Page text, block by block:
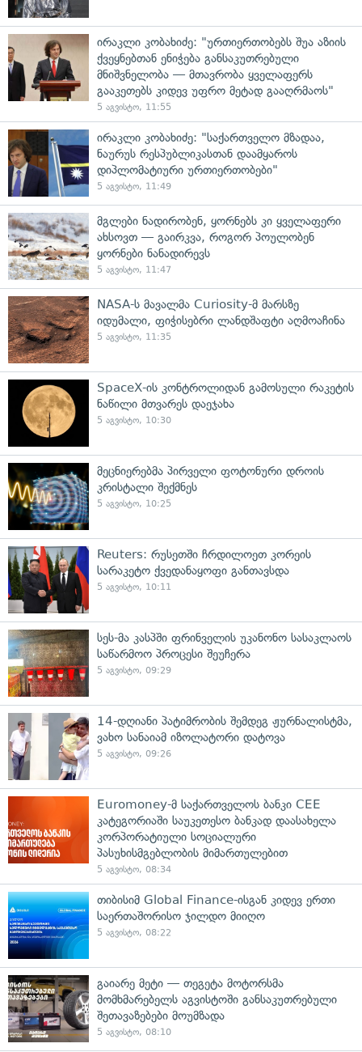
ირაკლი კობახიძე: "ურთიერთობებს შუა აზიის
ქვეყნებთან ენიჭება განსაკუთრებული
მნიშვნელობა — მთავრობა ყველაფერს
გააკეთებს კიდევ უფრო მეტად გააღრმაოს"
5 აგვისტო, 11:55
ირაკლი კობახიძე: "საქართველო მზადაა,
ნაურუს რესპუბლიკასთან დაამყაროს
დიპლომატიური ურთიერთობები"
5 აგვისტო, 11:49
მგლები ნადირობენ, ყორნებს კი ყველაფერი
ახსოვთ — გაირკვა, როგორ პოულობენ
ყორნები ნანადირევს
5 აგვისტო, 11:47
NASA-ს მავალმა Curiosity-მ მარსზე
იდუმალი, ფიჭისებრი ლანდშაფტი აღმოაჩინა
5 აგვისტო, 11:35
SpaceX-ის კონტროლიდან გამოსული რაკეტის
ნაწილი მთვარეს დაეჯახა
5 აგვისტო, 10:30
მეცნიერებმა პირველი ფოტონური დროის
კრისტალი შექმნეს
5 აგვისტო, 10:25
Reuters: რუსეთში ჩრდილოეთ კორეის
სარაკეტო ქვედანაყოფი განთავსდა
5 აგვისტო, 10:11
სეს-მა კასპში ფრინველის უკანონო სასაკლაოს
საწარმოო პროცესი შეუჩერა
5 აგვისტო, 09:29
14-დღიანი პატიმრობის შემდეგ ჟურნალისტმა,
ვახო სანაიამ იზოლატორი დატოვა
5 აგვისტო, 09:26
Euromoney-მ საქართველოს ბანკი CEE
კატეგორიაში საუკეთესო ბანკად დაასახელა
კორპორატიული სოციალური
პასუხისმგებლობის მიმართულებით
5 აგვისტო, 08:34
თიბისიმ Global Finance-ისგან კიდევ ერთი
საერთაშორისო ჯილდო მიიღო
5 აგვისტო, 08:22
გაიარე მეტი — თეგეტა მოტორსმა
მომხმარებელს აგვისტოში განსაკუთრებული
შეთავაზებები მოუმზადა
5 აგვისტო, 08:10